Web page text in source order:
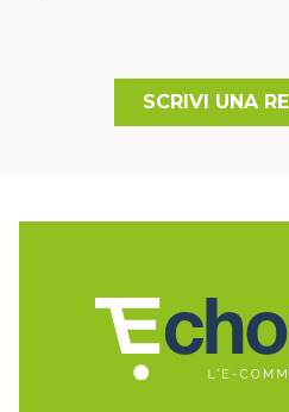
SCRIVI UNA